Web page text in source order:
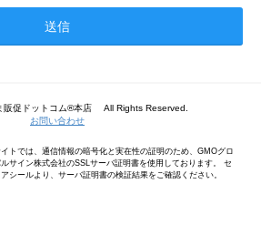
促ドットコム®本店 All Rights Reserved.
お問い合わせ
イトでは、通信情報の暗号化と実在性の証明のため、GMOグロ
サイン株式会社のSSLサーバ証明書を使用しております。 セ
アシールより、サーバ証明書の検証結果をご確認ください。